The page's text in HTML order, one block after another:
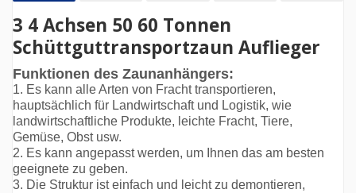
3 4 Achsen 50 60 Tonnen
Schüttguttransportzaun Auflieger
Funktionen des Zaunanhängers:
1. Es kann alle Arten von Fracht transportieren,
hauptsächlich für Landwirtschaft und Logistik, wie
landwirtschaftliche Produkte, leichte Fracht, Tiere,
Gemüse, Obst usw.
2. Es kann angepasst werden, um Ihnen das am besten
geeignete zu geben.
3. Die Struktur ist einfach und leicht zu demontieren,